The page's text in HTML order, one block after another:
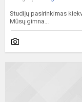
Studijų pasirinkimas
Mūsų gimna...